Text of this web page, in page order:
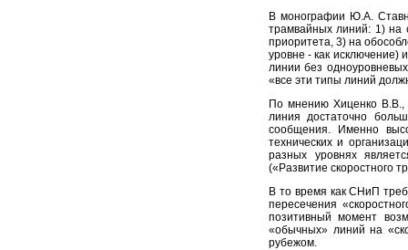
В монографии Ю.А.
трамвайных линий: 1) на
приоритета, 3) на
уровне - как исключение)
линии без
«все эти типы линий
По мнению Хиценко В.В.,
линия достаточно
сообщения. Именно
технических и
разных уровнях
(«Развитие скоростного
В то время как СНиП
пересечения
позитивный момент
«обычных» линий на
рубежом.